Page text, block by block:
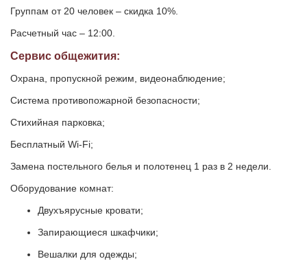
Группам от 20 человек – скидка 10%.
Расчетный час – 12:00.
Сервис общежития:
Охрана, пропускной режим, видеонаблюдение;
Система противопожарной безопасности;
Стихийная парковка;
Бесплатный Wi-Fi;
Замена постельного белья и полотенец 1 раз в 2 недели.
Оборудование комнат:
Двухъярусные кровати;
Запирающиеся шкафчики;
Вешалки для одежды;